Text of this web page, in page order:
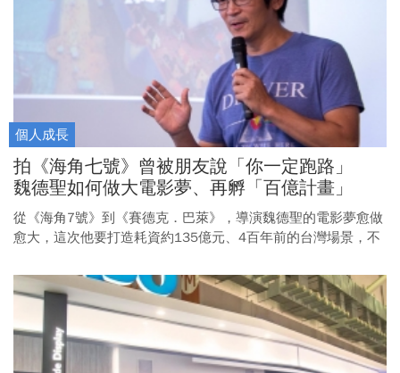
個人成長
拍《海角七號》曾被朋友說「你一定跑路」
魏德聖如何做大電影夢、再孵「百億計畫」
從《海角7號》到《賽德克．巴萊》，導演魏德聖的電影夢愈做
愈大，這次他要打造耗資約135億元、4百年前的台灣場景，不